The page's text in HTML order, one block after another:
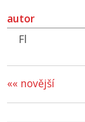
autor
Fl
«« novější